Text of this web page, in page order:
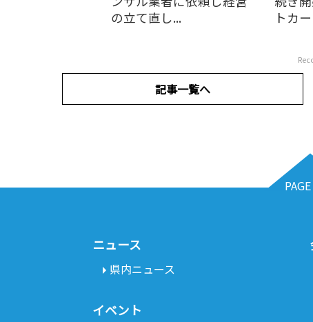
の立て直し...
トカ
記事一覧へ
ニュース
県内ニュース
イベント